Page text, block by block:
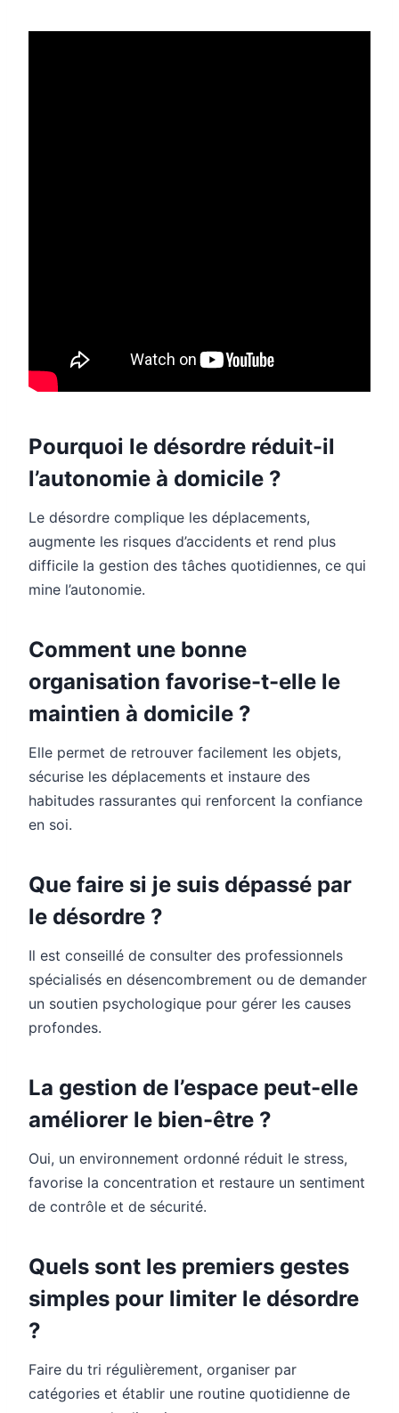
Pourquoi le désordre réduit-il
l’autonomie à domicile ?
Le désordre complique les déplacements,
augmente les risques d’accidents et rend plus
difficile la gestion des tâches quotidiennes, ce qui
mine l’autonomie.
Comment une bonne
organisation favorise-t-elle le
maintien à domicile ?
Elle permet de retrouver facilement les objets,
sécurise les déplacements et instaure des
habitudes rassurantes qui renforcent la confiance
en soi.
Que faire si je suis dépassé par
le désordre ?
Il est conseillé de consulter des professionnels
spécialisés en désencombrement ou de demander
un soutien psychologique pour gérer les causes
profondes.
La gestion de l’espace peut-elle
améliorer le bien-être ?
Oui, un environnement ordonné réduit le stress,
favorise la concentration et restaure un sentiment
de contrôle et de sécurité.
Quels sont les premiers gestes
simples pour limiter le désordre
?
Faire du tri régulièrement, organiser par
catégories et établir une routine quotidienne de